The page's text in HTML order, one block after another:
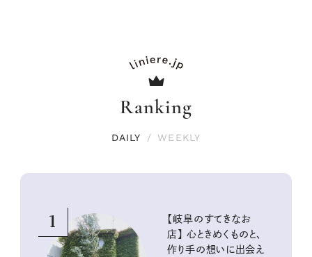
Ranking
DAILY / WEEKLY
1
【岐阜のすてきなお
店】 心ときめくものと、
作り手の想いに出会え